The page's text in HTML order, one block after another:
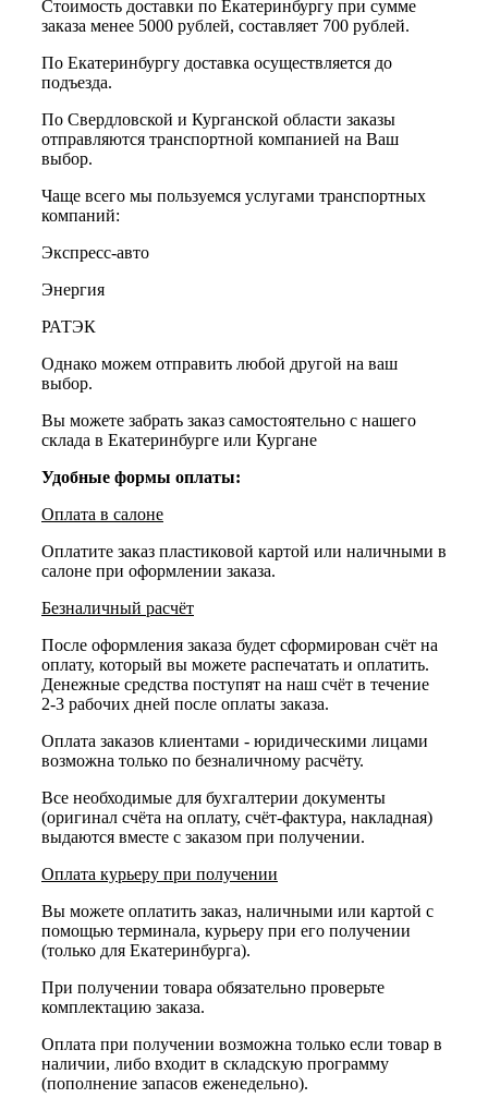
Стоимость доставки по Екатеринбургу при сумме
заказа менее 5000 рублей, составляет 700 рублей.
По Екатеринбургу доставка осуществляется до
подъезда.
По Свердловской и Курганской области заказы
отправляются транспортной компанией на Ваш
выбор.
Чаще всего мы пользуемся услугами транспортных
компаний:
Экспресс-авто
Энергия
РАТЭК
Однако можем отправить любой другой на ваш
выбор.
Вы можете забрать заказ самостоятельно с нашего
склада в Екатеринбурге или Кургане
Удобные формы оплаты:
Оплата в салоне
Оплатите заказ пластиковой картой или наличными в
салоне при оформлении заказа.
Безналичный расчёт
После оформления заказа будет сформирован счёт на
оплату, который вы можете распечатать и оплатить.
Денежные средства поступят на наш счёт в течение
2-3 рабочих дней после оплаты заказа.
Оплата заказов клиентами - юридическими лицами
возможна только по безналичному расчёту.
Все необходимые для бухгалтерии документы
(оригинал счёта на оплату, счёт-фактура, накладная)
выдаются вместе с заказом при получении.
Оплата курьеру при получении
Вы можете оплатить заказ, наличными или картой с
помощью терминала, курьеру при его получении
(только для Екатеринбурга).
При получении товара обязательно проверьте
комплектацию заказа.
Оплата при получении возможна только если товар в
наличии, либо входит в складскую программу
(пополнение запасов еженедельно).